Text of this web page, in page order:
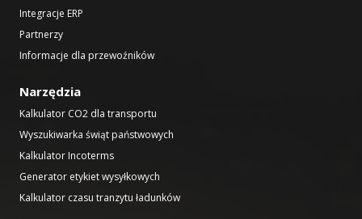
Integracje ERP
Partnerzy
Informacje dla przewoźników
Narzędzia
Kalkulator CO2 dla transportu
Wyszukiwarka świąt państwowych
Kalkulator Incoterms
Generator etykiet wysyłkowych
Kalkulator czasu tranzytu ładunków